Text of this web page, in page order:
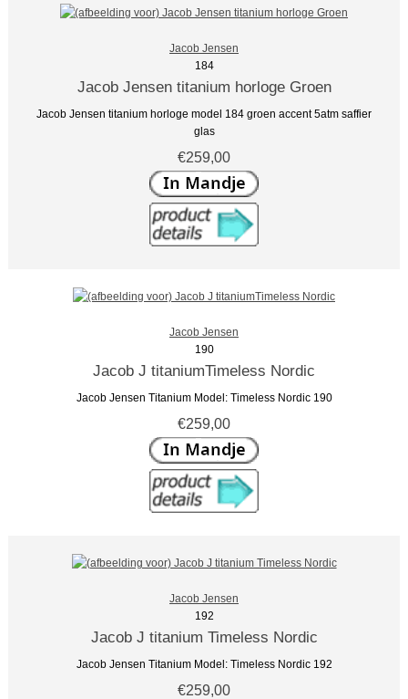
Jacob Jensen
184
Jacob Jensen titanium horloge Groen
Jacob Jensen titanium horloge model 184 groen accent 5atm saffier
glas
€259,00
Jacob Jensen
190
Jacob J titaniumTimeless Nordic
Jacob Jensen Titanium Model: Timeless Nordic 190
€259,00
Jacob Jensen
192
Jacob J titanium Timeless Nordic
Jacob Jensen Titanium Model: Timeless Nordic 192
€259,00